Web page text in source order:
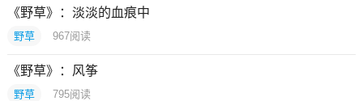
《野草》：淡淡的血痕中
野草 967阅读
《野草》：风筝
野草 795阅读